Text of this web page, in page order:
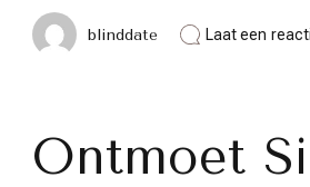
blinddate Laat een
Ontmoet